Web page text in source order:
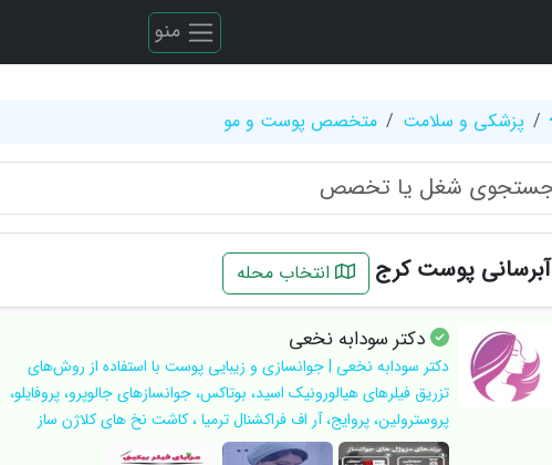
منو
پزشکی و سلامت متخصص پوست و مو
آبرسانی پوست کرج انتخاب محله
دکتر سودابه نخعی
دکتر سودابه نخعی | جوانسازی و زیبایی پوست با استفاده از روش‌های
تزریق فیلرهای هیالورونیک اسید، بوتاکس، جوانسازهای جالوپرو، پروفایلو،
پروسترولین، پروایج، آر اف فراکشنال ترمیا ، کاشت نخ های کلاژن ساز